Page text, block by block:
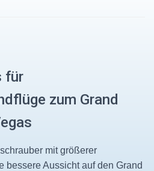
für
zum Grand
mit größerer
bessere Aussicht auf den Grand